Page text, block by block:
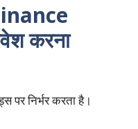
करना
पर निर्भर करता है।